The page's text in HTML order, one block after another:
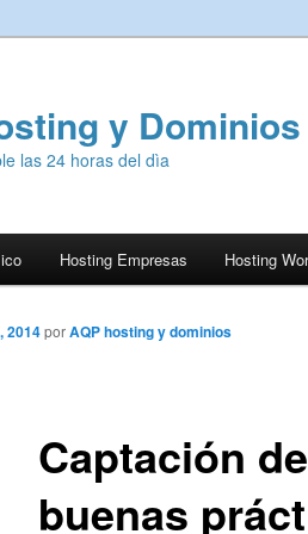
y Dominios
las 24 horas del dìa
Hosting Empresas Hosting
Captación
buenas
2014porAQP hosting y dominios